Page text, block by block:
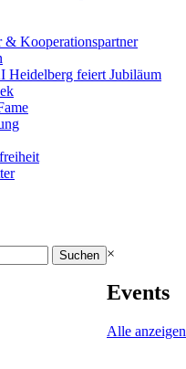
& Kooperationspartner
Heidelberg feiert Jubiläum
×
Events
Alle anzeigen